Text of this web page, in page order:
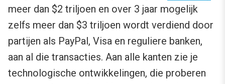
meer dan $2 triljoen en over 3 jaar mogelijk
zelfs meer dan $3 triljoen wordt verdiend door
partijen als PayPal, Visa en reguliere banken,
aan al die transacties. Aan alle kanten zie je
technologische ontwikkelingen, die proberen